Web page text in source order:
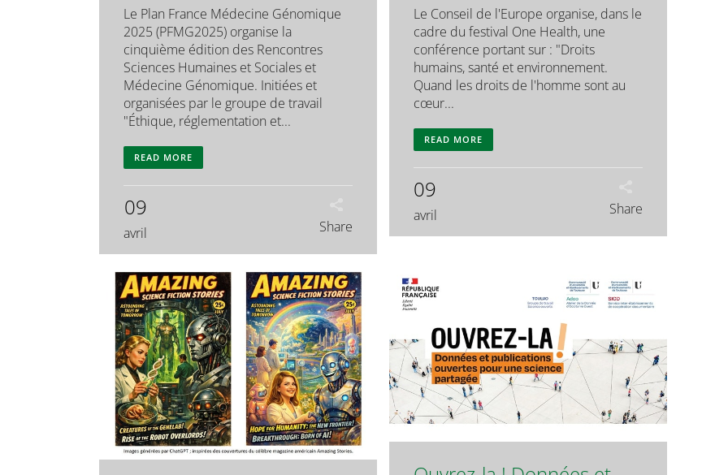
Le Plan France Médecine Génomique
2025 (PFMG2025) organise la
cinquième édition des Rencontres
Sciences Humaines et Sociales et
Médecine Génomique. Initiées et
organisées par le groupe de travail
"Éthique, réglementation et...
READ MORE
09
avril Share
Le Conseil de l'Europe organise, dans le
cadre du festival One Health, une
conférence portant sur : "Droits
humains, santé et environnement.
Quand les droits de l'homme sont au
cœur...
READ MORE
09
avril Share